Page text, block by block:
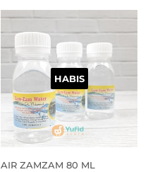
HABIS
AIR ZAMZAM 80 ML